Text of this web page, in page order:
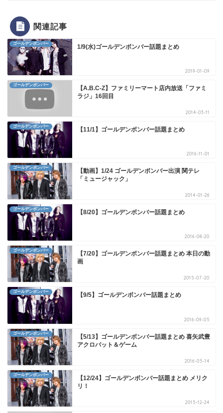
関連記事
ゴールデンボンバー 1/9(水)ゴールデンボンバー話題まとめ
2019-01-09
ゴールデンボンバー
【A.B.C-Z】ファミリーマート店内放送「ファミ
ラジ」16回目
2014-03-11
ゴールデンボンバー 【11/1】ゴールデンボンバー話題まとめ
2016-11-01
ゴールデンボンバー
【動画】1/24 ゴールデンボンバー出演 関テレ
「ミュージャック」
2014-01-26
ゴールデンボンバー 【8/20】ゴールデンボンバー話題まとめ
2016-08-20
ゴールデンボンバー
【7/20】ゴールデンボンバー話題まとめ 本日の動
画
2015-07-20
ゴールデンボンバー 【9/5】ゴールデンボンバー話題まとめ
2016-09-05
ゴールデンボンバー
【5/13】ゴールデンボンバー話題まとめ 喜矢武豊
アクロバット＆ゲーム
2016-05-14
ゴールデンボンバー
【12/24】ゴールデンボンバー話題まとめ メリク
リ！
2015-12-24